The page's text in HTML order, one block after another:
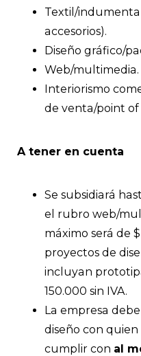
Textil/
accesorios).
Diseño gráfico/
Web/multimedia.
Interiorismo
de venta/point of
A tener en cuenta
Se subsidiará
el rubro web/
máximo será de
proyectos de
incluyan
150.000 sin IVA.
La empresa
diseño con
cumplir con al